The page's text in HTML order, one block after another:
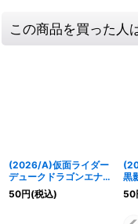
この商品を買った人
(2026/A)仮面ライダー
デュークドラゴンエナジ
ーアームズ【C】
{26RCB01-017}《赤》
50円(税込)
黒
ナ
50